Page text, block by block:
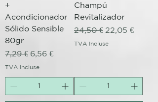
+
Acondicionador
Sólido Sensible
80gr
Prix original
7,29 € Prix promotionnel
6,56 €
TVA Incluse
Champú
Revitalizador
Prix original
24,50 € Prix
22,05 €
TVA Incluse